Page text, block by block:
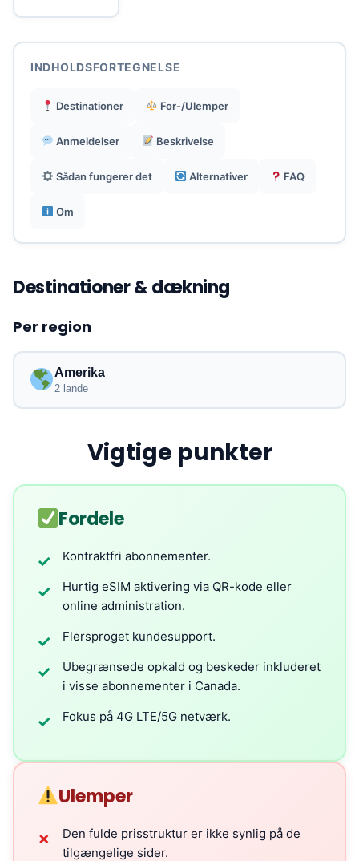
Dækning på 4G, LTE og 5G netværk.
Særlig velegnet til nye tilflyttere, studerende,
rejsende og brugere, der ønsker at administrere
deres linje online.
INDHOLDSFORTEGNELSE
Destinationer For-/Ulemper
Anmeldelser Beskrivelse
Sådan fungerer det Alternativer FAQ
Om
Destinationer & dækning
Per region
Amerika
2 lande
Vigtige punkter
Fordele
✓ Kontraktfri abonnementer.
✓
Hurtig eSIM aktivering via QR-kode eller
online administration.
✓ Flersproget kundesupport.
✓
Ubegrænsede opkald og beskeder inkluderet
i visse abonnementer i Canada.
✓ Fokus på 4G LTE/5G netværk.
Ulemper
✗
Den fulde prisstruktur er ikke synlig på de
tilgængelige sider.